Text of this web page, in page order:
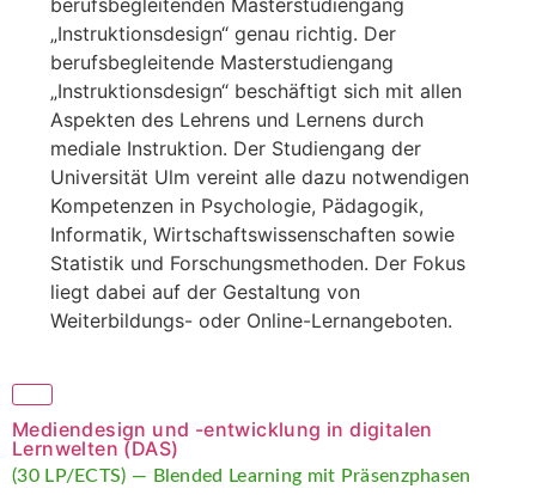
berufsbegleitenden Masterstudiengang
„Instruktionsdesign“ genau richtig. Der
berufsbegleitende Masterstudiengang
„Instruktionsdesign“ beschäftigt sich mit allen
Aspekten des Lehrens und Lernens durch
mediale Instruktion. Der Studiengang der
Universität Ulm vereint alle dazu notwendigen
Kompetenzen in Psychologie, Pädagogik,
Informatik, Wirtschaftswissenschaften sowie
Statistik und Forschungsmethoden. Der Fokus
liegt dabei auf der Gestaltung von
Weiterbildungs- oder Online-Lernangeboten.
Mediendesign und -entwicklung in digitalen
Lernwelten (DAS)
(30 LP/ECTS) — Blended Learning mit Präsenzphasen